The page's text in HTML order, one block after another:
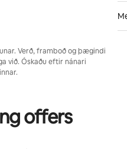
Verð, framboð og þægindi
við. Óskaðu eftir nánari
offers